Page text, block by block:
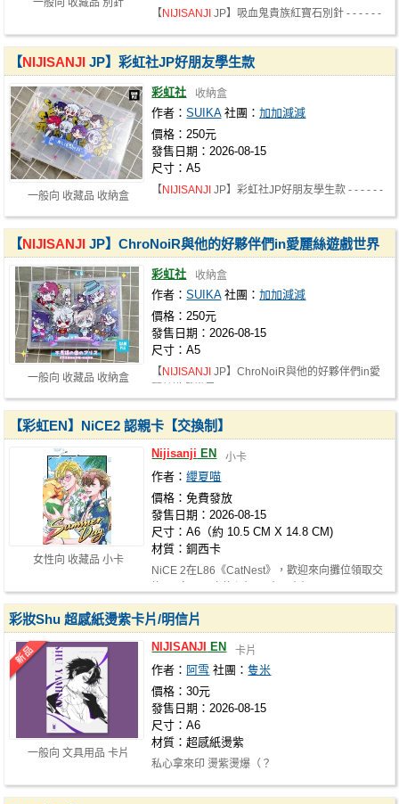
一般向 收藏品 別針
【 NIJISANJI JP】吸血鬼貴族紅寶石別針 - - - - - -
一般向 收藏品 收納盒
【NIJISANJI JP】彩虹社JP好朋友學生款
彩虹社 收納盒
作者：SUIKA 社團：加加減減
價格：250元
發售日期：2026-08-15
尺寸：A5
【 NIJISANJI JP】彩虹社JP好朋友學生款 - - - - - -
一般向 收藏品 收納盒
【NIJISANJI JP】ChroNoiR與他的好夥伴們in愛麗絲遊戲世界
彩虹社 收納盒
作者：SUIKA 社團：加加減減
價格：250元
發售日期：2026-08-15
尺寸：A5
【 NIJISANJI JP】ChroNoiR與他的好夥伴們in愛
女性向 收藏品 小卡
【彩虹EN】NiCE2 認親卡【交換制】
Nijisanji EN 小卡
作者：纓夏喵
價格：免費發放
發售日期：2026-08-15
尺寸：A6（約 10.5 CM X 14.8 CM)
材質：銅西卡
NiCE 2在L86《CatNest》，歡迎來向攤位領取交
一般向 文具用品 卡片
彩妝Shu 超感紙燙紫卡片/明信片
NIJISANJI EN 卡片
作者： 阿雪 社團：隻米
價格：30元
發售日期：2026-08-15
尺寸：A6
材質：超感紙燙紫
私心拿來印 燙紫燙爆（？